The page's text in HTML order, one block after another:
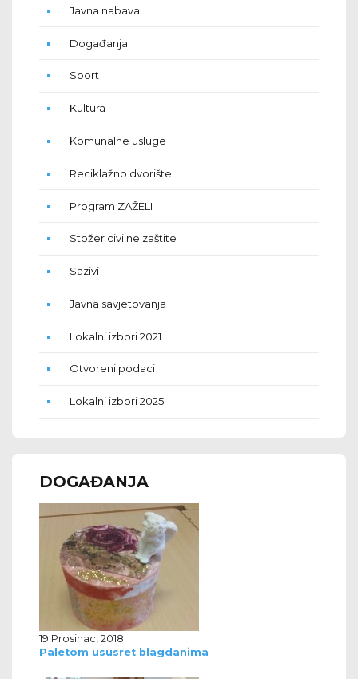
Javna nabava
Događanja
Sport
Kultura
Komunalne usluge
Reciklažno dvorište
Program ZAŽELI
Stožer civilne zaštite
Sazivi
Javna savjetovanja
Lokalni izbori 2021
Otvoreni podaci
Lokalni izbori 2025
DOGAĐANJA
19 Prosinac, 2018
Paletom ususret blagdanima